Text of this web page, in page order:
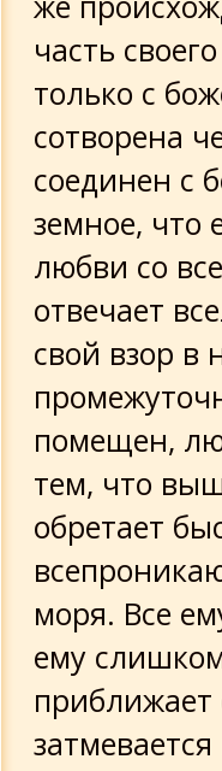
часть
только с
сотворена
соединен с
земное, что
любви со
отвечает
свой взор в
помещен,
тем, что
обретает
моря. Все
ему
приближает